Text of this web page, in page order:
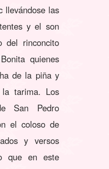
llevándose las
y el son
del rinconcito
quienes
de la piña y
tarima. Los
San Pedro
el coloso de
y versos
que en este